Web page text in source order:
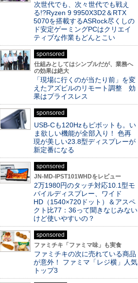
次世代でも、次々世代でも戦え
る!?Ryzen 9 9950X3D2＆RTX
5070を搭載するASRock尽くしの
ド安定ゲーミングPCはクリエイ
ティブな作業もどんとこい
sponsored
仕組みとしてはシンプルだが、業務へ
の効果は絶大
「現場に行くのが当たり前」を変
えたアズビルのリモート調整 効
果はプライスレス
sponsored
USB-Cも120Hzもピボットも。い
ま欲しい機能が全部入り！ 色再
現が美しい23.8型ディスプレーが
新定番になる
sponsored
JN-MD-IPST101WHDをレビュー
2万1980円のタッチ対応10.1型モ
バイルディスプレー、ワイド
HD（1540×720ドット）＆アスペ
クト比77：36って聞きなじみない
けど使いやすいの？
sponsored
ファミチキ「ファミマ味」も実食
ファミチキの次に売れている商品
が意外！ ファミマ「レジ横」人気
トップ3